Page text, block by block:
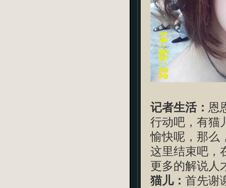
记者生活： 恩
行动吧，有猫
愉快呢，那么
这里结束吧，
更多的解说人
猫儿： 首先谢